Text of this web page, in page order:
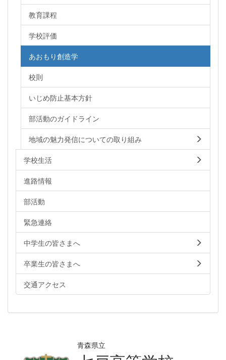
教育課程
学校評価
あおもり創造学
校則
いじめ防止基本方針
部活動のガイドライン
地域の魅力発信についての取り組み
学校生活
進路情報
部活動
緊急連絡
中学生の皆さまへ
卒業生の皆さまへ
交通アクセス
青森県立